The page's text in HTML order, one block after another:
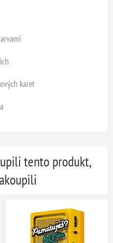
karet
tento produkt,